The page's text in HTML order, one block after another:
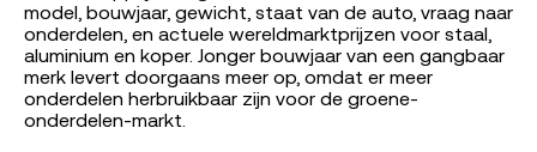
model, bouwjaar, gewicht, staat van de auto, vraag naar
onderdelen, en actuele wereldmarktprijzen voor staal,
aluminium en koper. Jonger bouwjaar van een gangbaar
merk levert doorgaans meer op, omdat er meer
onderdelen herbruikbaar zijn voor de groene-
onderdelen-markt.